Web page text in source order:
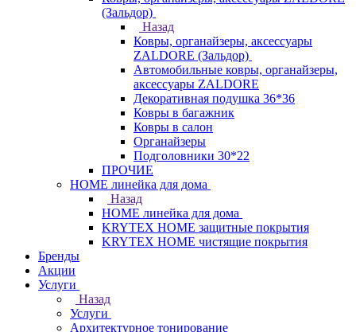
(Зальдор)
Назад
Ковры, органайзеры, аксессуары
ZALDORE (Зальдор)
Автомобильные ковры, органайзеры,
аксессуары ZALDORE
Декоративная подушка 36*36
Ковры в багажник
Ковры в салон
Органайзеры
Подголовники 30*22
ПРОЧИЕ
HOME линейка для дома
Назад
HOME линейка для дома
KRYTEX HOME защитные покрытия
KRYTEX HOME чистящие покрытия
Бренды
Акции
Услуги
Назад
Услуги
Архитектурное тонирование